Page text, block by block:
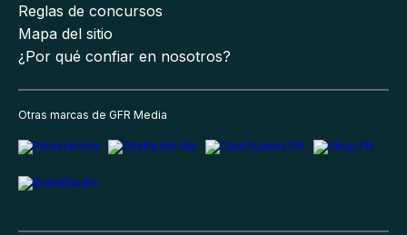
Reglas de concursos
Mapa del sitio
¿Por qué confiar en nosotros?
Otras marcas de GFR Media